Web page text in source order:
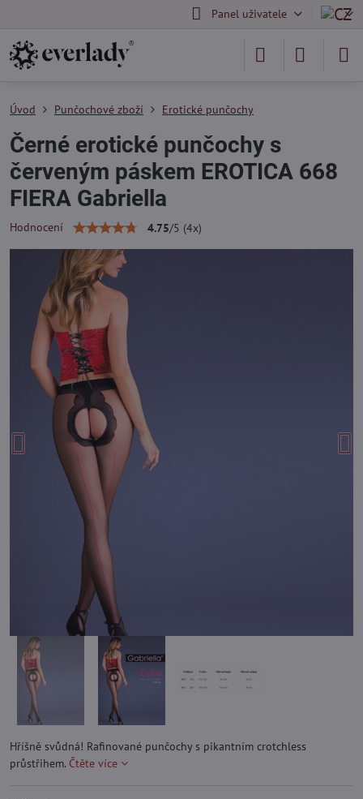
Panel uživatele
Úvod Punčochové zboží Erotické punčochy
Černé erotické punčochy s
červeným páskem EROTICA 668
FIERA Gabriella
Hodnocení 4.75/5 (4x)
Hříšně svůdná! Rafinované punčochy s pikantním crotchless
průstřihem. Čtěte více